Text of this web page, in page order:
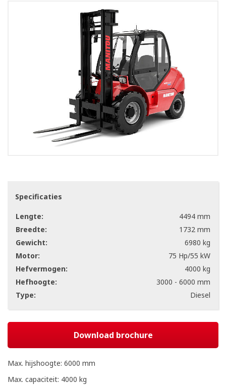
Specificaties
Lengte:
4494 mm
Breedte:
1732 mm
Gewicht:
6980 kg
Motor:
75 Hp/55 kW
Hefvermogen:
4000 kg
Hefhoogte:
3000 - 6000 mm
Type:
Diesel
Download brochure
Max. hijshoogte: 6000 mm
Max. capaciteit: 4000 kg